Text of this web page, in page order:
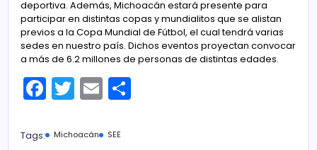
deportiva. Además, Michoacán estará presente para
participar en distintas copas y mundialitos que se alistan
previos a la Copa Mundial de Fútbol, el cual tendrá varias
sedes en nuestro país. Dichos eventos proyectan convocar
a más de 6.2 millones de personas de distintas edades.
F
a
c
T
w
itt
E
m
ai
Tags: Michoacán SEE